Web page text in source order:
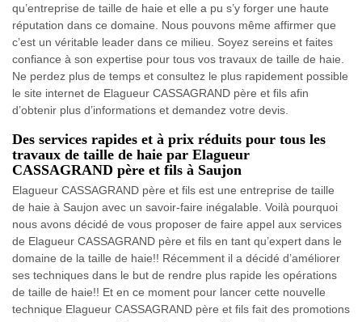
qu’entreprise de taille de haie et elle a pu s’y forger une haute
réputation dans ce domaine. Nous pouvons même affirmer que
c’est un véritable leader dans ce milieu. Soyez sereins et faites
confiance à son expertise pour tous vos travaux de taille de haie.
Ne perdez plus de temps et consultez le plus rapidement possible
le site internet de Elagueur CASSAGRAND père et fils afin
d’obtenir plus d’informations et demandez votre devis.
Des services rapides et à prix réduits pour tous les
travaux de taille de haie par Elagueur
CASSAGRAND père et fils à Saujon
Elagueur CASSAGRAND père et fils est une entreprise de taille
de haie à Saujon avec un savoir-faire inégalable. Voilà pourquoi
nous avons décidé de vous proposer de faire appel aux services
de Elagueur CASSAGRAND père et fils en tant qu’expert dans le
domaine de la taille de haie!! Récemment il a décidé d’améliorer
ses techniques dans le but de rendre plus rapide les opérations
de taille de haie!! Et en ce moment pour lancer cette nouvelle
technique Elagueur CASSAGRAND père et fils fait des promotions